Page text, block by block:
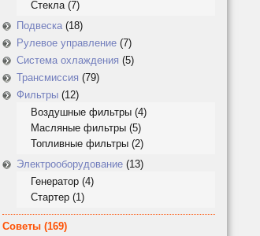
Стекла(7)
Подвеска (18)
Рулевое управление (7)
Система охлаждения (5)
Трансмиссия (79)
Фильтры (12)
Воздушные фильтры (4)
Масляные фильтры (5)
Топливные фильтры (2)
Электрооборудование (13)
Генератор (4)
Стартер (1)
Советы (169)